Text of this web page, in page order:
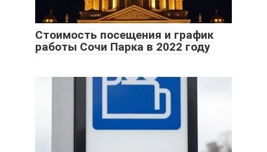
Стоимость посещения и график
работы Сочи Парка в 2022 году